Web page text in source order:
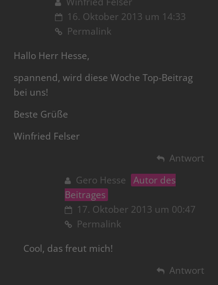
16. Oktober 2013 um 14:33
Permalink
Hallo Herr Hesse,
spannend, wird diese Woche Top-Beitrag
bei uns!
Beste Grüße
Winfried Felser
Antwort
Gero Hesse
Autor des
Beitrages
17. Oktober 2013 um 00:47
Permalink
Cool, das freut mich!
Antwort